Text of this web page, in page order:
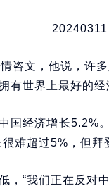
20240311
咨文，他说，许
世界上最好的经
国经济增长5.2%
难超过5%，但拜
，“我们正在反对